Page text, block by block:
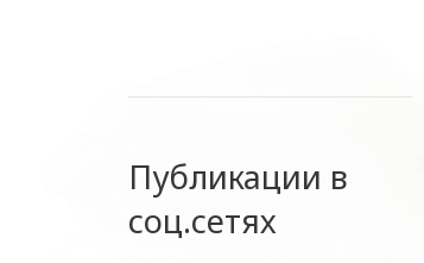
Публикации в
соц.сетях